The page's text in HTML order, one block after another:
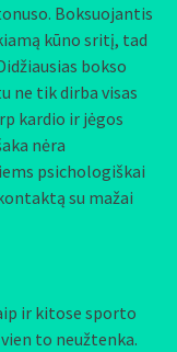
Boksuojantis
kūno sritį, tad
bokso
ne tik dirba visas
kardio ir jėgos
nėra
psichologiškai
su mažai
ir kitose sporto
to neužtenka.